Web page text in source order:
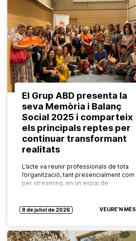
El Grup ABD presenta la
seva Memòria i Balanç
Social 2025 i comparteix
els principals reptes per
continuar transformant
realitats
L’acte va reunir professionals de tota
l’organització, tant presencialment com
per streaming, en un espai de
celebrat…
8 de juliol de 2026 VEURE’N MÉS